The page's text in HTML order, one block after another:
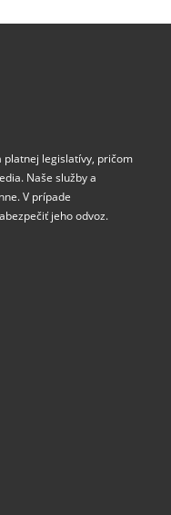
platnej legislatívy, pričom
Naše služby a
V prípade
jeho odvoz.